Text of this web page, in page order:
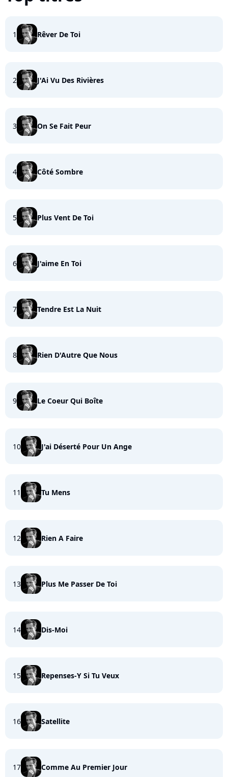
1 Rêver De Toi
2 J'Ai Vu Des Rivières
3 On Se Fait Peur
4 Côté Sombre
5 Plus Vent De Toi
6 J'aime En Toi
7 Tendre Est La Nuit
8 Rien D'Autre Que Nous
9 Le Coeur Qui Boîte
10 J'ai Déserté Pour Un Ange
11 Tu Mens
12 Rien A Faire
13 Plus Me Passer De Toi
14 Dis-Moi
15 Repenses-Y Si Tu Veux
16 Satellite
17 Comme Au Premier Jour